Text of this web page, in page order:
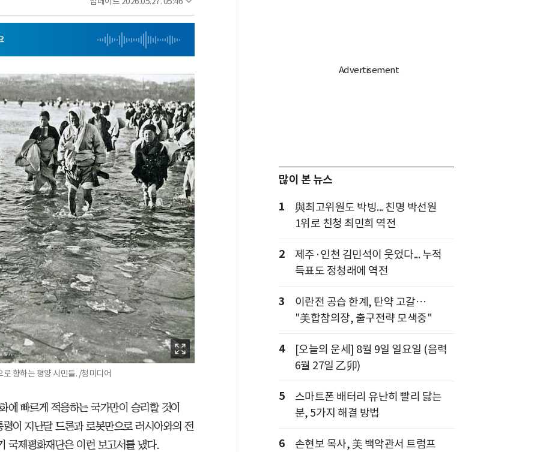
향하는 평양 시민들. /청미디어
에 빠르게 적응하는 국가만이 승리할 것이
이 지난달 드론과 로봇만으로 러시아와의 전
국제평화재단은 이런 보고서를 냈다.
많이 본 뉴스
1
與최고위원도 박빙... 친명 박선원
1위로 친청 최민희 역전
2
제주·인천 김민석이 웃었다... 누적
득표도 정청래에 역전
3
이란전 공습 한계, 탄약 고갈…
"美합참의장, 출구전략 모색중"
4
[오늘의 운세] 8월 9일 일요일 (음력
6월 27일 乙卯)
5
스마트폰 배터리 유난히 빨리 닳는
분, 5가지 해결 방법
6
손현보 목사, 美 백악관서 트럼프